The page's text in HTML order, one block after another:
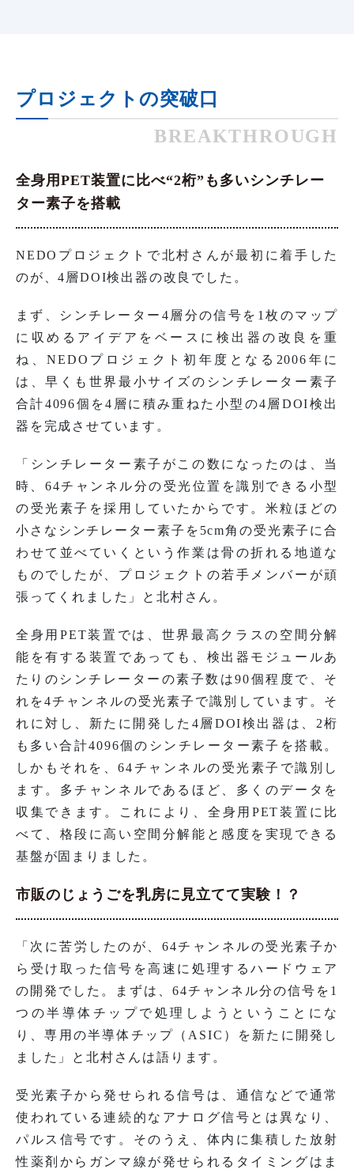
プロジェクトの突破口
BREAKTHROUGH
全身用PET装置に比べ“2桁”も多いシンチレー
ター素子を搭載
NEDOプロジェクトで北村さんが最初に着手した
のが、4層DOI検出器の改良でした。
まず、シンチレーター4層分の信号を1枚のマップ
に収めるアイデアをベースに検出器の改良を重
ね、NEDOプロジェクト初年度となる2006年に
は、早くも世界最小サイズのシンチレーター素子
合計4096個を4層に積み重ねた小型の4層DOI検出
器を完成させています。
「シンチレーター素子がこの数になったのは、当
時、64チャンネル分の受光位置を識別できる小型
の受光素子を採用していたからです。米粒ほどの
小さなシンチレーター素子を5cm角の受光素子に合
わせて並べていくという作業は骨の折れる地道な
ものでしたが、プロジェクトの若手メンバーが頑
張ってくれました」と北村さん。
全身用PET装置では、世界最高クラスの空間分解
能を有する装置であっても、検出器モジュールあ
たりのシンチレーターの素子数は90個程度で、そ
れを4チャンネルの受光素子で識別しています。そ
れに対し、新たに開発した4層DOI検出器は、2桁
も多い合計4096個のシンチレーター素子を搭載。
しかもそれを、64チャンネルの受光素子で識別し
ます。多チャンネルであるほど、多くのデータを
収集できます。これにより、全身用PET装置に比
べて、格段に高い空間分解能と感度を実現できる
基盤が固まりました。
市販のじょうごを乳房に見立てて実験！？
「次に苦労したのが、64チャンネルの受光素子か
ら受け取った信号を高速に処理するハードウェア
の開発でした。まずは、64チャンネル分の信号を1
つの半導体チップで処理しようということにな
り、専用の半導体チップ（ASIC）を新たに開発し
ました」と北村さんは語ります。
受光素子から発せられる信号は、通信などで通常
使われている連続的なアナログ信号とは異なり、
パルス信号です。そのうえ、体内に集積した放射
性薬剤からガンマ線が発せられるタイミングはま